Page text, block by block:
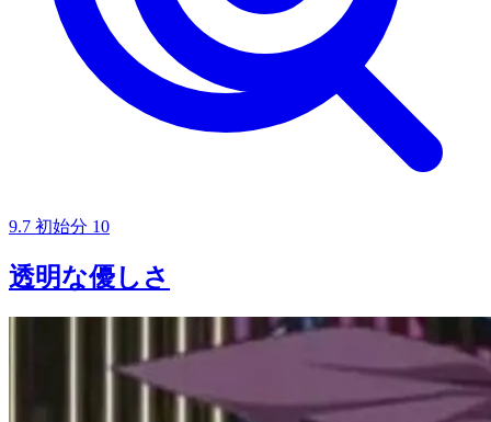
9.7 初始分 10
透明な優しさ